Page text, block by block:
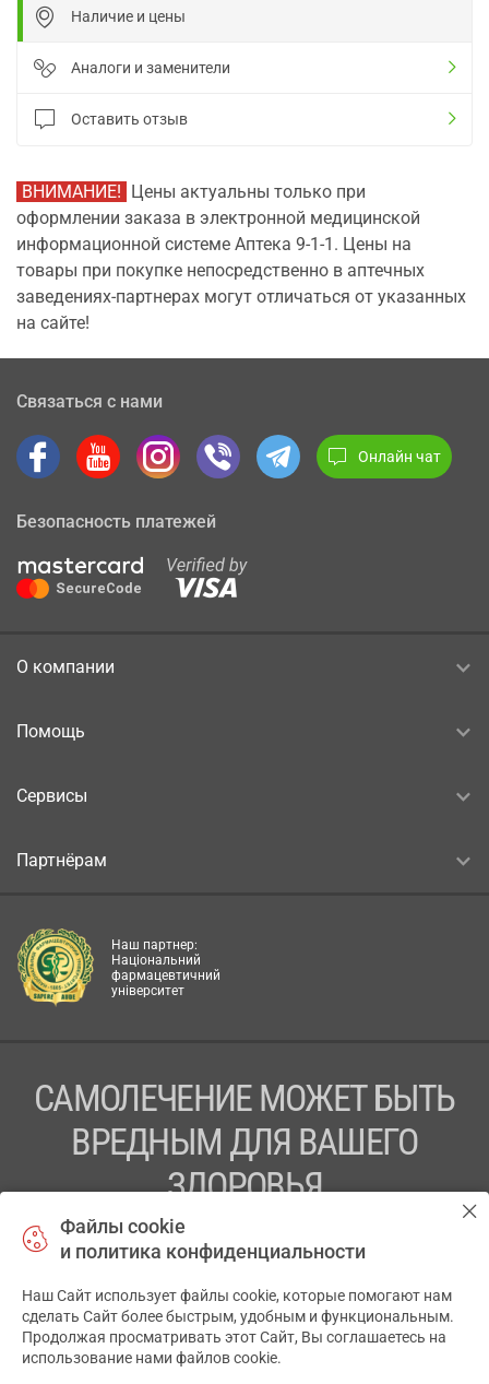
Наличие и цены
Аналоги и заменители
Оставить отзыв
ВНИМАНИЕ! Цены актуальны только при
оформлении заказа в электронной медицинской
информационной системе Аптека 9-1-1. Цены на
товары при покупке непосредственно в аптечных
заведениях-партнерах могут отличаться от указанных
на сайте!
Связаться с нами
Онлайн чат
Безопасность платежей
О компании
Помощь
Сервисы
Партнёрам
Наш партнер:
Національний
фармацевтичний
університет
САМОЛЕЧЕНИЕ МОЖЕТ БЫТЬ
ВРЕДНЫМ ДЛЯ ВАШЕГО
ЗДОРОВЬЯ
ПЕРЕД ПРИМЕНЕНИЕМ ПРЕПАРАТА
ПРОКОНСУЛЬТИРУЙТЕСЬ С ВРАЧОМ
ТОВ «АПТЕКА 911.ЮА» Код ЄДРПОУ 43631965.
Отказ от ответственности
Файлы cookie
и политика конфиденциальности
Наш Сайт использует файлы cookie, которые помогают нам
сделать Сайт более быстрым, удобным и функциональным.
Продолжая просматривать этот Сайт, Вы соглашаетесь на
использование нами файлов cookie.
✕